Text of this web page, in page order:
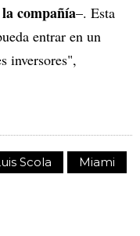
compañía–. Esta
entrar en un
inversores",
Scola
Miami